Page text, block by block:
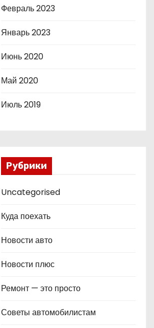
Февраль 2023
Январь 2023
Июнь 2020
Май 2020
Июль 2019
Рубрики
Uncategorised
Куда поехать
Новости авто
Новости плюс
Ремонт — это просто
Советы автомобилистам